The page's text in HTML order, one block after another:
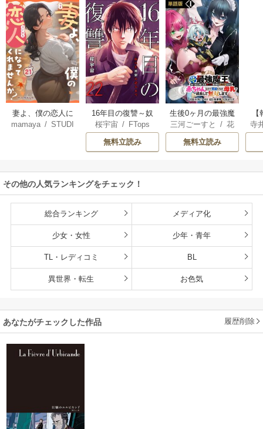
妻よ、僕の恋人に
なってくれません
mamaya/STUDI
16年目の復讐～奴
らを地獄に送るま
で
桜宇宙 / FTops
無料立読み
生後0ヶ月の最強魔
王 食べるだけ強
くなるチート能力
持ち転生者だけど
雄たちの母乳で成
三河ごーすと /花
房雪/ マップ
無料立読み
解
寺
その他の人気ランキングをチェック！
総合ランキング メディア化
少女・女性 少年・青年
TL・レディコミ BL
異世界・転生 お色気
あなたがチェックした作品 履歴削除